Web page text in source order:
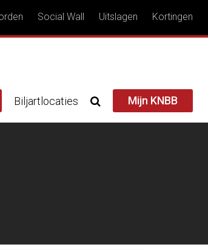
Social Wall Uitslagen Kortingen
Biljartlocaties Mijn KNBB